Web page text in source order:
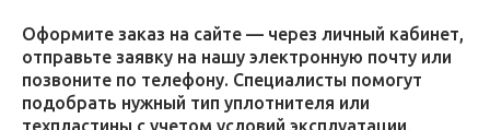
Оформите заказ на сайте — через личный кабинет,
отправьте заявку на нашу электронную почту или
позвоните по телефону. Специалисты помогут
подобрать нужный тип уплотнителя или
техпластины с учетом условий эксплуатации,